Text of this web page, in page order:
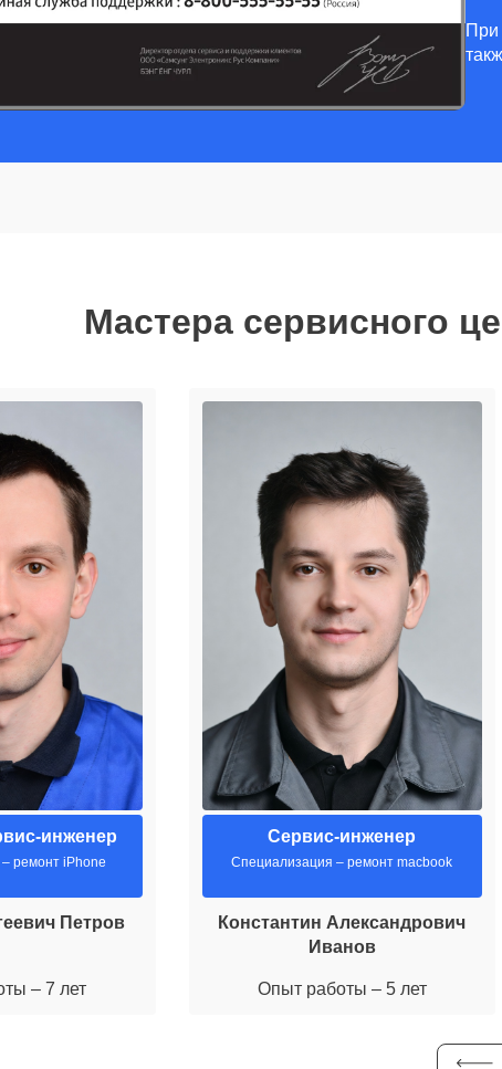
При
Мастера сервисного
инженер
ремонт iPhone
Петров
– 7 лет
Сервис-инженер
Специализация – ремонт macbook
Константин Александрович
Иванов
Опыт работы – 5 лет